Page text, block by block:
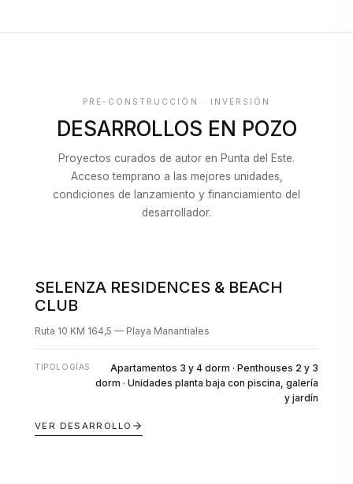
PRE-CONSTRUCCIÓN · INVERSIÓN
DESARROLLOS EN POZO
Proyectos curados de autor en Punta del Este.
Acceso temprano a las mejores unidades,
condiciones de lanzamiento y financiamiento del
desarrollador.
EN POZO
SELENZA RESIDENCES & BEACH
CLUB
Ruta 10 KM 164,5 — Playa Manantiales
TIPOLOGÍAS
Apartamentos 3 y 4 dorm · Penthouses 2 y 3
dorm · Unidades planta baja con piscina, galería
y jardín
VER DESARROLLO